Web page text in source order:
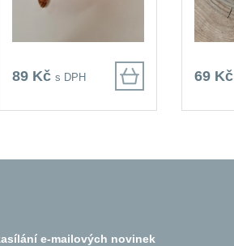
89 Kč s DPH 69 Kč
e-mailových novinek